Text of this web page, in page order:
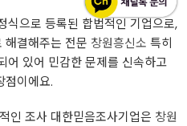
식으로 등록된 합법적인 기업으로,
해결해주는 전문 창원흥신소 특히
어 있어 민감한 문제를 신속하고
점이에요.
인 조사 대한믿음조사기업은 창원